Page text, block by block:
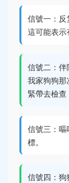
信號一：反
這可能表示
信號二：伴
我家狗狗那
緊帶去檢查
信號三：嘔
標。
信號四：狗